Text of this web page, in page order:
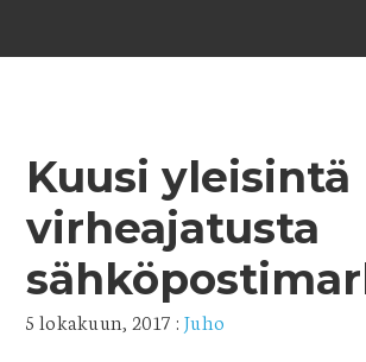
Kuusi yleisintä
virheajatusta
5 lokakuun, 2017 : Juho